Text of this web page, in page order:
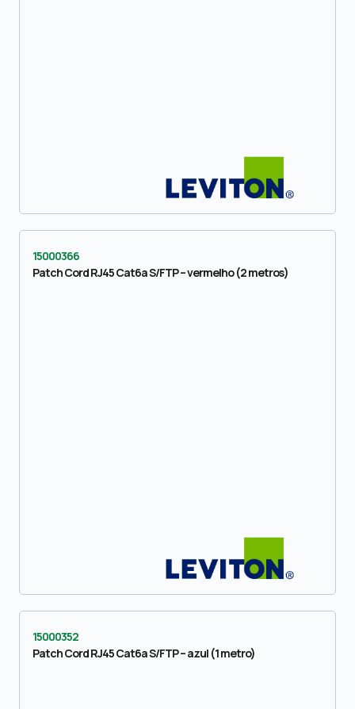
15000366
Patch Cord RJ45 Cat6a S/FTP – vermelho (2 metros)
15000352
Patch Cord RJ45 Cat6a S/FTP – azul (1 metro)